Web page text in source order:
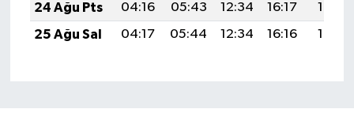
24 Ağu Pts
04:16 05:43 12:34 16:17
19:16
25 Ağu Sal
04:17 05:44 12:34 16:16 19:15